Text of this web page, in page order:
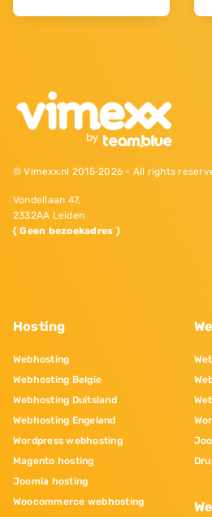
© Vimexx.nl 2015‐2026 - All rights
Vondellaan 47,
2332AA Leiden
( Geen bezoekadres )
Hosting
Webhosting
Webhosting Belgie
Webhosting Duitsland
Webhosting Engeland
Wordpress webhosting
Magento hosting
Joomla hosting
Woocommerce webhosting